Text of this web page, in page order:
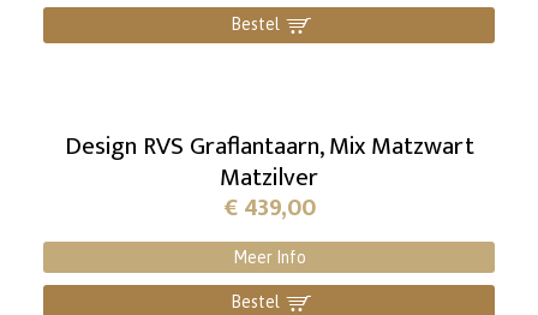
Bestel ]
Design RVS Graflantaarn, Mix Matzwart
Matzilver
€439,00
Meer Info
Bestel ]